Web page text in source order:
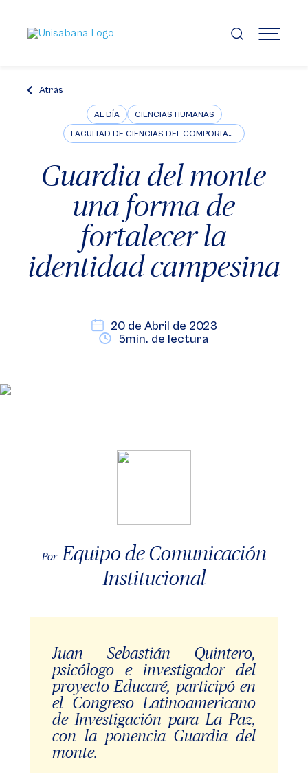
contenido
principal
MENÚ
Atrás
AL DÍA CIENCIAS HUMANAS
FACULTAD DE CIENCIAS DEL COMPORTAMIENTO
Guardia del monte
una forma de
fortalecer la
identidad campesina
20 de Abril de 2023
5min. de lectura
Por Equipo de Comunicación
Institucional
Juan Sebastián Quintero,
psicólogo e investigador del
proyecto Educaré, participó en
el Congreso Latinoamericano
de Investigación para La Paz,
con la ponencia Guardia del
monte.